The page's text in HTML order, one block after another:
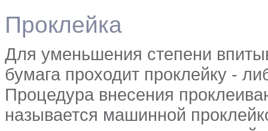
Проклейка
Для уменьшения степени
бумага проходит проклейку -
Процедура внесения
называется машинной